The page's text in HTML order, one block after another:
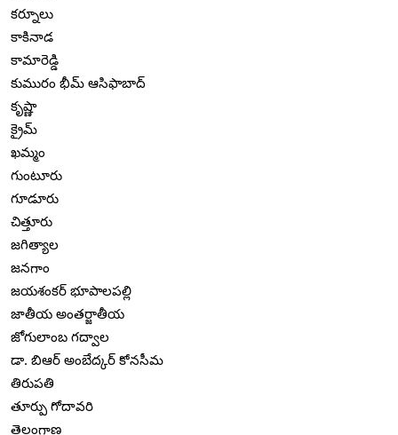
కర్నూలు
కాకినాడ
కామారెడ్డి
కుమురం భీమ్ ఆసిఫాబాద్
కృష్ణా
క్రైమ్
ఖమ్మం
గుంటూరు
గూడూరు
చిత్తూరు
జగిత్యాల
జనగాం
జయశంకర్ భూపాలపల్లి
జాతీయ అంతర్జాతీయ
జోగులాంబ గద్వాల
డా. బిఆర్ అంబేద్కర్ కోనసీమ
తిరుపతి
తూర్పు గోదావరి
తెలంగాణ